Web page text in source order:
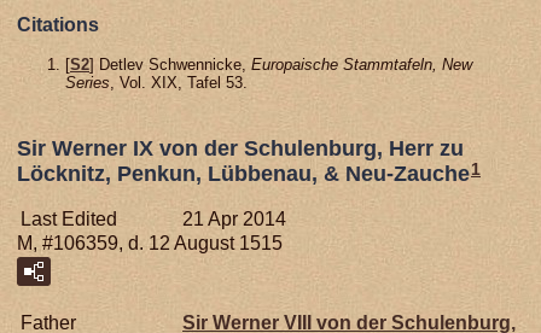
Citations
[S2] Detlev Schwennicke, Europaische Stammtafeln, New
Series , Vol. XIX, Tafel 53.
Sir Werner IX von der Schulenburg, Herr zu
Löcknitz, Penkun, Lübbenau, & Neu-Zauche1
Last Edited
21 Apr 2014
M, #106359, d. 12 August 1515
Father Sir Werner VIII von der Schulenburg,